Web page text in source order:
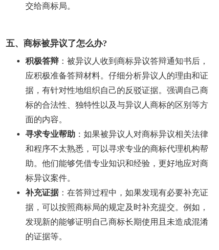
交给商标局。
五、商标被异议了怎么办?
积极答辩 ：被异议人收到商标异议答辩通知书后，
应积极准备答辩材料。仔细分析异议人的理由和证
据，有针对性地组织自己的反驳证据。强调自己商
标的合法性、独特性以及与异议人商标的区别等方
面的内容。
寻求专业帮助 ：如果被异议人对商标异议相关法律
和程序不太熟悉，可以寻求专业的商标代理机构帮
助。他们能够凭借专业知识和经验，更好地应对商
标异议案件。
补充证据：在答辩过程中，如果发现有必要补充证
据，可以按照商标局的规定及时补充提交。例如，
发现新的能够证明自己商标长期使用且未造成混淆
的证据等。